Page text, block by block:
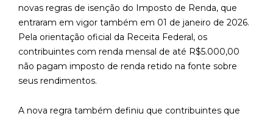
novas regras de isenção do Imposto de Renda, que
entraram em vigor também em 01 de janeiro de 2026.
Pela orientação oficial da Receita Federal, os
contribuintes com renda mensal de até R$5.000,00
não pagam imposto de renda retido na fonte sobre
seus rendimentos.
A nova regra também definiu que contribuintes que